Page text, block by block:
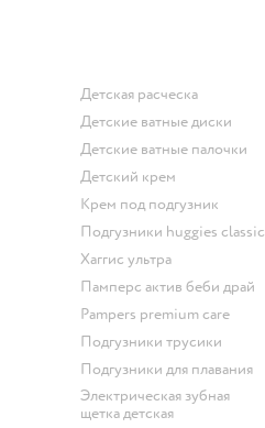
детская расческа
детские ватные диски
детские ватные палочки
детский крем
крем под подгузник
подгузники huggies classic
хаггис ультра
памперс актив беби драй
pampers premium care
подгузники трусики
подгузники для плавания
электрическая зубная
щетка детская